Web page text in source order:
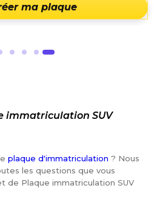
ma plaque
immatriculation SUV
plaque d'immatriculation ? Nous
les questions que vous
de Plaque immatriculation SUV